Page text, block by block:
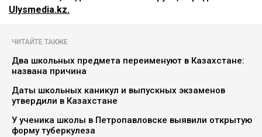
Ulysmedia.kz.
ЧИТАЙТЕ ТАКЖЕ
Два школьных предмета переименуют в Казахстане:
названа причина
Даты школьных каникул и выпускных экзаменов
утвердили в Казахстане
У ученика школы в Петропавловске выявили открытую
форму туберкулеза